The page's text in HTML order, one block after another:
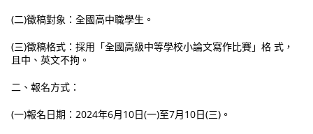
(二)徵稿對象：全國高中職學生。
(三)徵稿格式：採用「全國高級中等學校小論文寫作比賽」格 式，
且中、英文不拘。
二、報名方式：
(一)報名日期：2024年6月10日(一)至7月10日(三)。